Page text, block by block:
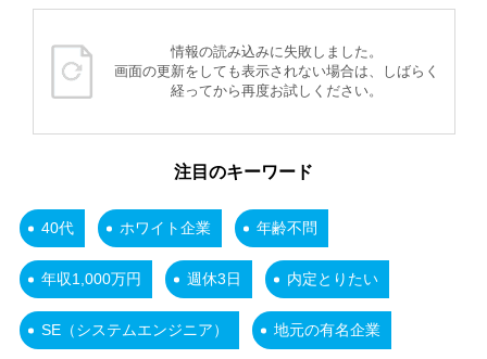
情報の読み込みに失敗しました。
画面の更新をしても表示されない場合は、しばらく
経ってから再度お試しください。
注目のキーワード
40代 ホワイト企業 年齢不問
年収1,000万円 週休3日 内定とりたい
SE（システムエンジニア） 地元の有名企業